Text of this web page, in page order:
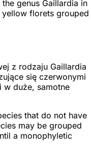
genus Gaillardia in
florets grouped
z rodzaju Gaillardia
się czerwonymi
w duże, samotne
that do not have
may be grouped
a monophyletic